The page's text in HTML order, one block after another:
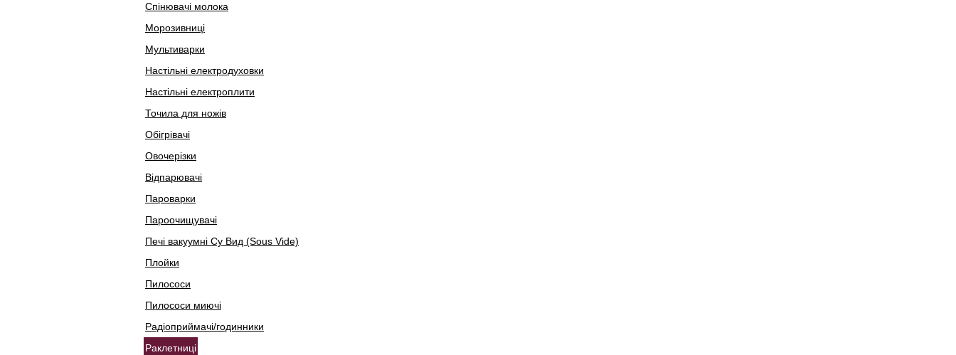
Спінювачі молока
Морозивниці
Мультиварки
Настільні електродуховки
Настільні електроплити
Точила для ножів
Обігрівачі
Овочерізки
Відпарювачі
Пароварки
Пароочищувачі
Печі вакуумні Су Вид (Sous Vide)
Плойки
Пилососи
Пилососи миючі
Радіоприймачі/годинники
Раклетниці